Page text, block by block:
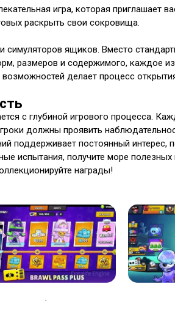
игра, которая приглашает
раскрыть свои сокровища.
симуляторов ящиков. Вместо
размеров и содержимого, каждое
возможностей делает процесс
с глубиной игрового процесса.
должны проявить
поддерживает постоянный интерес,
испытания, получите море
награды!